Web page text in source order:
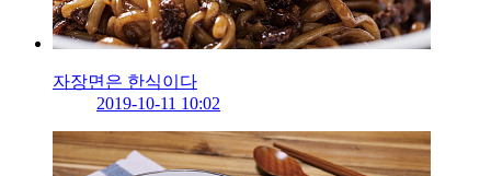
자장면은 한식이다
2019-10-11 10:02